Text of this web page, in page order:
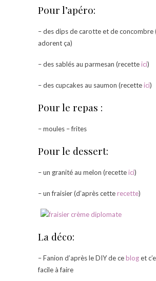
Pour l’apéro:
– des dips de carotte et de concombre
adorent ça)
– des sablés au parmesan (recetteici)
– des cupcakes au saumon (recetteici)
Pour le repas :
– moules – frites
Pour le dessert:
– un granité au melon (recetteici)
– un fraisier (d’après cetterecette)
La déco:
– Fanion d’après le DIY de cebloget
facile à faire